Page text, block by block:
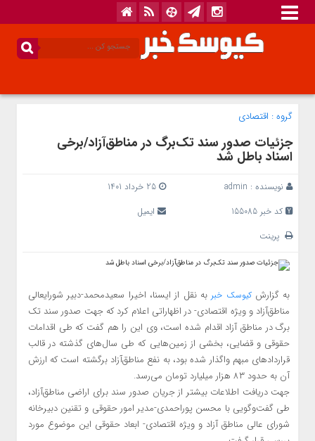
گروه : اقتصادی
جزئیات صدور سند تک‌برگ در مناطق‌آزاد/برخی
اسناد باطل شد
نویسنده : admin
25 خرداد 1401
کد خبر 155085
ایمیل
پرینت
به گزارشکیوسک خبر به نقل از ایسنا، اخیرا سعیدمحمد-دبیر شورایعالی
مناطق‌آزاد و ویژه اقتصادی- در اظهاراتی اعلام کرد که جهت صدور سند تک
برگ در مناطق آزاد اقدام شده است، وی این را هم گفت که طی اقدامات
حقوقی و قضایی، بخشی از زمین‌هایی که طی سال‌های گذشته در قالب
قراردادهای مبهم واگذار شده بود، به نفع مناطق‌آزاد برگشته است که ارزش
آن به حدود ۸۳ هزار میلیارد تومان می‌رسد.
جهت دریافت اطلاعات بیشتر از جریان صدور سند برای اراضی مناطق‌آزاد،
طی گفت‌وگویی با محسن پوراحمدی-مدیر امور حقوقی و تقنین دبیرخانه
شورای عالی مناطق‌ آزاد و ویژه اقتصادی- ابعاد حقوقی این موضوع مورد